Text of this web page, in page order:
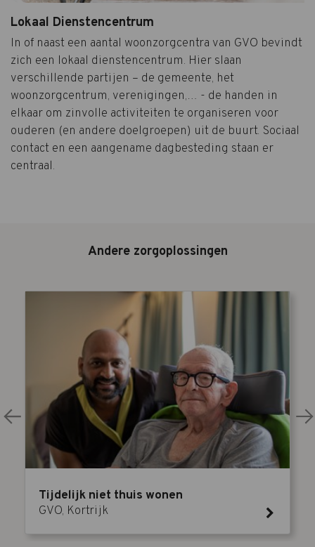
Lokaal Dienstencentrum
In of naast een aantal woonzorgcentra van GVO bevindt
zich een lokaal dienstencentrum. Hier slaan
verschillende partijen – de gemeente, het
woonzorgcentrum, verenigingen,… - de handen in
elkaar om zinvolle activiteiten te organiseren voor
ouderen (en andere doelgroepen) uit de buurt. Sociaal
contact en een aangename dagbesteding staan er
centraal.
Andere zorgoplossingen
Tijdelijk niet thuis wonen
GVO, Kortrijk